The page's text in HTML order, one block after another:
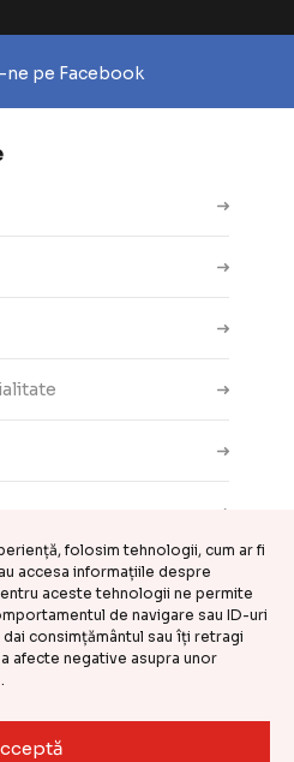
folosim tehnologii, cum ar fi
accesa informațiile despre
aceste tehnologii ne permite
de navigare sau ID-uri
consimțământul sau îți retragi
afecte negative asupra unor
pe Facebook